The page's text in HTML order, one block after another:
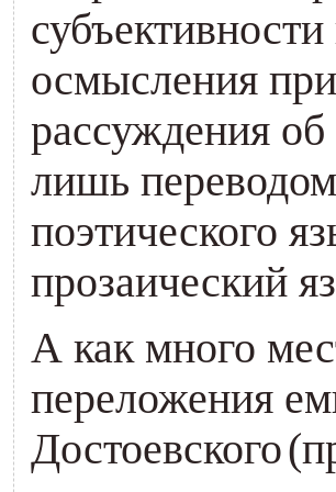
осмысления
рассуждения об
лишь
поэтического
прозаический
А как много
переложения
Достоевского(